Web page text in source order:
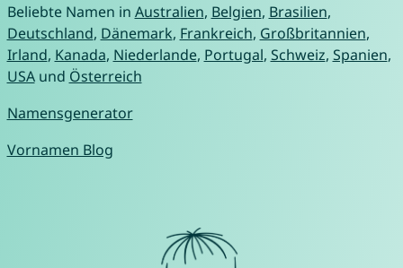
Beliebte Namen in Australien, Belgien, Brasilien,
Deutschland, Dänemark, Frankreich, Großbritannien,
Irland, Kanada, Niederlande, Portugal, Schweiz, Spanien,
USAund Österreich
Namensgenerator
Vornamen Blog